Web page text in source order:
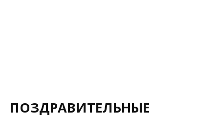
ПОЗДРАВИТЕЛЬНЫЕ